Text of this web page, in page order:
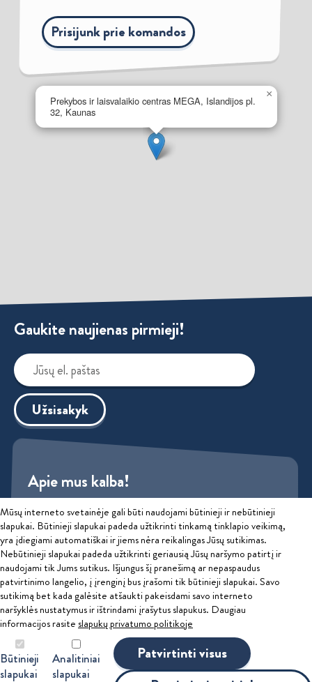
Prekybos ir laisvalaikio centras MEGA, Islandijos pl.
32, Kaunas
×
Leaflet|Map data © contributors, Imagery ©
Prisijunk prie komandos
Gaukite naujienas pirmieji!
Užsisakyk
Apie mus kalba!
Sužinok
Privatumo politika
2026 © Educatus, UAB
Ginčai dėl sutarties netinkamo vykdymo ar nevykdymo ne teisme
nagrinėjami Lietuvos Respublikos vartotojų teisių apsaugos įstatymo
nustatyta tvarka Valstybinėje vartotojų teisių apsaugos tarnyboje,
adresu A. Goštauto g. 12, 01108 Vilnius, el. p. tarnyba@vvtat.lt, tel.
Mūsų interneto svetainėje gali būti naudojami būtinieji ir nebūtinieji
slapukai. Būtinieji slapukai padeda užtikrinti tinkamą tinklapio veikimą,
yra įdiegiami automatiškai ir jiems nėra reikalingas Jūsų sutikimas.
Nebūtinieji slapukai padeda užtikrinti geriausią Jūsų naršymo patirtį ir
naudojami tik Jums sutikus. Išjungus šį pranešimą ar nepaspaudus
patvirtinimo langelio, į įrenginį bus įrašomi tik būtinieji slapukai. Savo
sutikimą bet kada galėsite atšaukti pakeisdami savo interneto
naršyklės nustatymus ir ištrindami įrašytus slapukus. Daugiau
informacijos rasite slapukų privatumo politikoje
Būtinieji
slapukai
Analitiniai
slapukai
Patvirtinti visus